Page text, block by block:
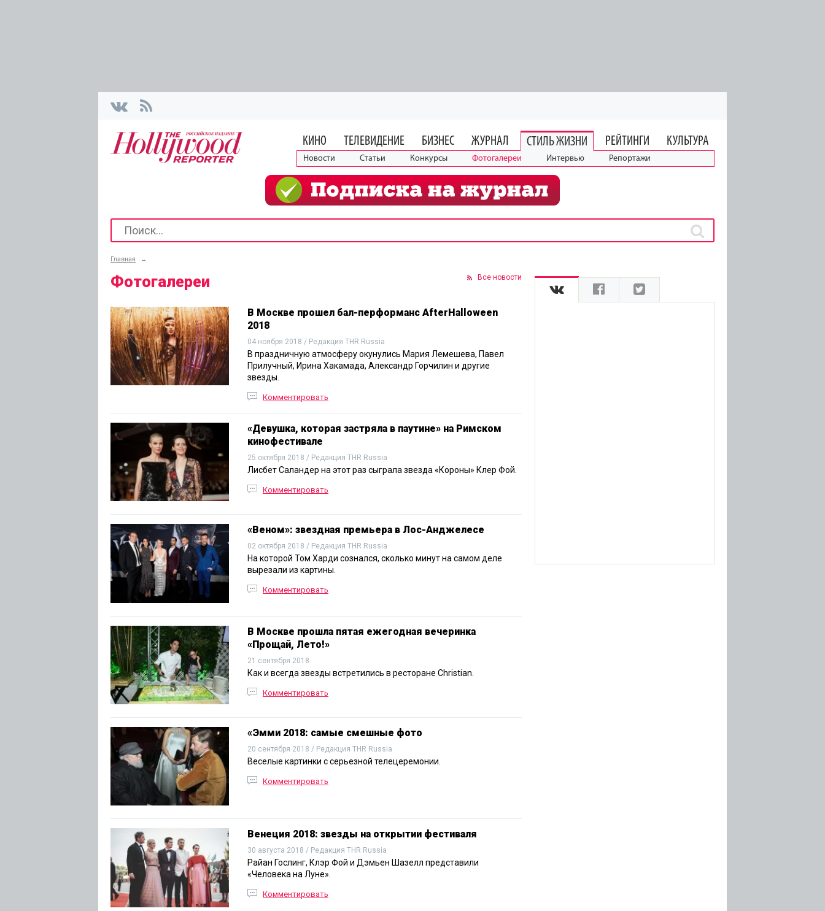
КИНО ТЕЛЕВИДЕНИЕ БИЗНЕС ЖУРНАЛ СТИЛЬ ЖИЗНИ
Новости Статьи Конкурсы Фотогалереи Интервью Репортажи
РЕЙТИНГИ КУЛЬТУРА
Главная →
Фотогалереи Все новости
В Москве прошел бал-перформанс AfterHalloween
2018
04 ноября 2018 / Редакция THR Russia
В праздничную атмосферу окунулись Мария Лемешева, Павел
Прилучный, Ирина Хакамада, Александр Горчилин и другие
звезды.
Комментировать
«Девушка, которая застряла в паутине» на Римском
кинофестивале
25 октября 2018 / Редакция THR Russia
Лисбет Саландер на этот раз сыграла звезда «Короны» Клер Фой.
Комментировать
«Веном»: звездная премьера в Лос-Анджелесе
02 октября 2018 / Редакция THR Russia
На которой Том Харди сознался, сколько минут на самом деле
вырезали из картины.
Комментировать
В Москве прошла пятая ежегодная вечеринка
«Прощай, Лето!»
21 сентября 2018
Как и всегда звезды встретились в ресторане Christian.
Комментировать
«Эмми 2018: самые смешные фото
20 сентября 2018 / Редакция THR Russia
Веселые картинки с серьезной телецеремонии.
Комментировать
Венеция 2018: звезды на открытии фестиваля
30 августа 2018 / Редакция THR Russia
Райан Гослинг, Клэр Фой и Дэмьен Шазелл представили
«Человека на Луне».
Комментировать